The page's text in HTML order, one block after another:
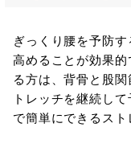
ぎっくり腰を予防
高めることが効果
る方は、背骨と股
トレッチを継続し
で簡単にできるスト